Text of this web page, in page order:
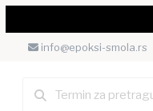
info@epoksi-smola.rs